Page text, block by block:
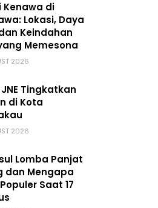
Kenawa di
Lokasi, Daya
Keindahan
Memesona
2026
Tingkatkan
di Kota
2026
Lomba Panjat
dan Mengapa
Saat 17